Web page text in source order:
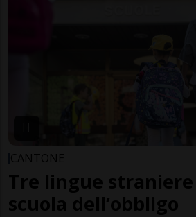
CANTONE
Tre lingue
scuola dell’obbligo